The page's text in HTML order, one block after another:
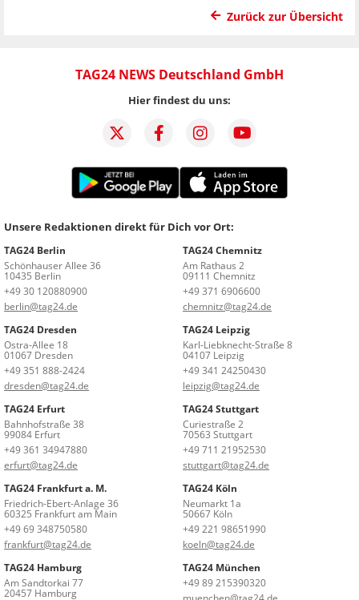
Zurück zur Übersicht
TAG24 NEWS Deutschland GmbH
Hier findest du uns:
Unsere Redaktionen direkt für Dich vor Ort:
TAG24 Berlin
Schönhauser Allee 36
10435 Berlin
+49 30 120880900
berlin@tag24.de
TAG24 Chemnitz
Am Rathaus 2
09111 Chemnitz
+49 371 6906600
chemnitz@tag24.de
TAG24 Dresden
Ostra-Allee 18
01067 Dresden
+49 351 888-2424
dresden@tag24.de
TAG24 Leipzig
Karl-Liebknecht-Straße 8
04107 Leipzig
+49 341 24250430
leipzig@tag24.de
TAG24 Erfurt
Bahnhofstraße 38
99084 Erfurt
+49 361 34947880
erfurt@tag24.de
TAG24 Stuttgart
Curiestraße 2
70563 Stuttgart
+49 711 21952530
stuttgart@tag24.de
TAG24 Frankfurt a. M.
Friedrich-Ebert-Anlage 36
60325 Frankfurt am Main
+49 69 348750580
frankfurt@tag24.de
TAG24 Köln
Neumarkt 1a
50667 Köln
+49 221 98651990
koeln@tag24.de
TAG24 Hamburg
Am Sandtorkai 77
20457 Hamburg
TAG24 München
+49 89 215390320